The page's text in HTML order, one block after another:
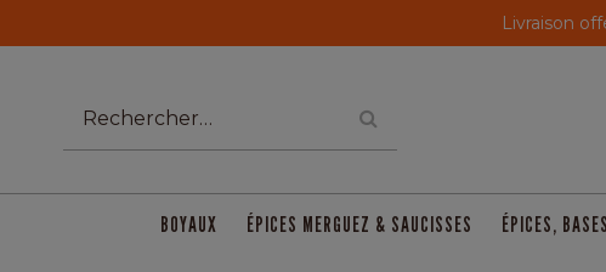
Livraison
BOYAUX ÉPICES MERGUEZ & SAUCISSES ÉPICES,